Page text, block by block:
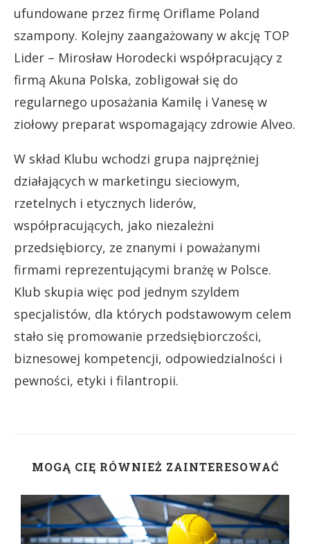
ufundowane przez firmę Oriflame Poland
szampony. Kolejny zaangażowany w akcję TOP
Lider – Mirosław Horodecki współpracujący z
firmą Akuna Polska, zobligował się do
regularnego uposażania Kamilę i Vanesę w
ziołowy preparat wspomagający zdrowie Alveo.
W skład Klubu wchodzi grupa najprężniej
działających w marketingu sieciowym,
rzetelnych i etycznych liderów,
współpracujących, jako niezależni
przedsiębiorcy, ze znanymi i poważanymi
firmami reprezentującymi branżę w Polsce.
Klub skupia więc pod jednym szyldem
specjalistów, dla których podstawowym celem
stało się promowanie przedsiębiorczości,
biznesowej kompetencji, odpowiedzialności i
pewności, etyki i filantropii.
MOGĄ CIĘ RÓWNIEŻ ZAINTERESOWAĆ